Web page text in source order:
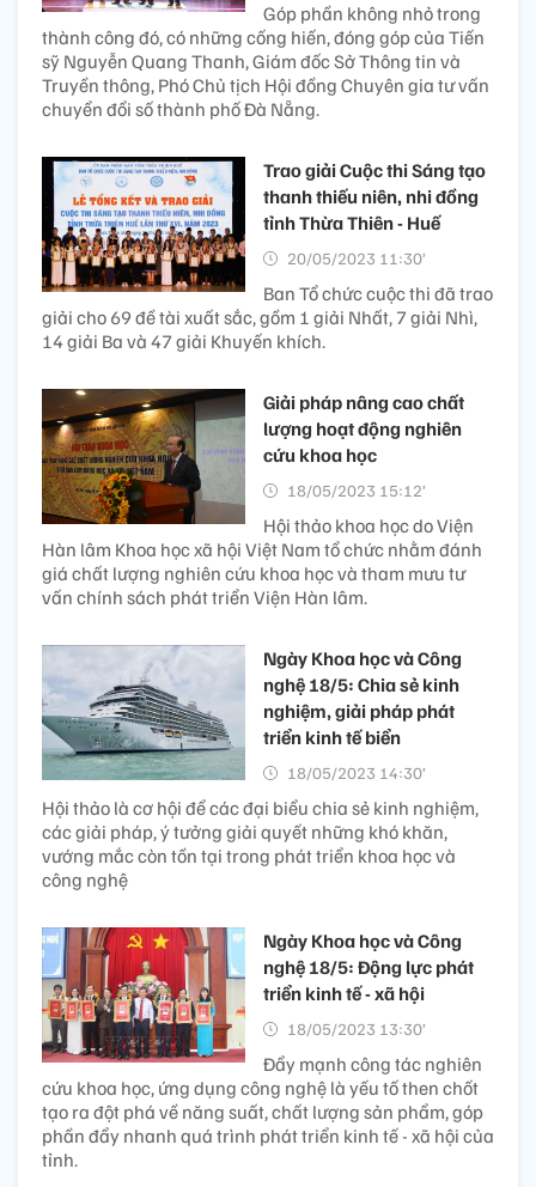
Góp phần không nhỏ trong
thành công đó, có những cống hiến, đóng góp của Tiến
sỹ Nguyễn Quang Thanh, Giám đốc Sở Thông tin và
Truyền thông, Phó Chủ tịch Hội đồng Chuyên gia tư vấn
chuyển đổi số thành phố Đà Nẵng.
Trao giải Cuộc thi Sáng tạo
thanh thiếu niên, nhi đồng
tỉnh Thừa Thiên - Huế
20/05/2023 11:30’
Ban Tổ chức cuộc thi đã trao
giải cho 69 đề tài xuất sắc, gồm 1 giải Nhất, 7 giải Nhì,
14 giải Ba và 47 giải Khuyến khích.
Giải pháp nâng cao chất
lượng hoạt động nghiên
cứu khoa học
18/05/2023 15:12’
Hội thảo khoa học do Viện
Hàn lâm Khoa học xã hội Việt Nam tổ chức nhằm đánh
giá chất lượng nghiên cứu khoa học và tham mưu tư
vấn chính sách phát triển Viện Hàn lâm.
Ngày Khoa học và Công
nghệ 18/5: Chia sẻ kinh
nghiệm, giải pháp phát
triển kinh tế biển
18/05/2023 14:30’
Hội thảo là cơ hội để các đại biểu chia sẻ kinh nghiệm,
các giải pháp, ý tưởng giải quyết những khó khăn,
vướng mắc còn tồn tại trong phát triển khoa học và
công nghệ
Ngày Khoa học và Công
nghệ 18/5: Động lực phát
triển kinh tế - xã hội
18/05/2023 13:30’
Đẩy mạnh công tác nghiên
cứu khoa học, ứng dụng công nghệ là yếu tố then chốt
tạo ra đột phá về năng suất, chất lượng sản phẩm, góp
phần đẩy nhanh quá trình phát triển kinh tế - xã hội của
tỉnh.